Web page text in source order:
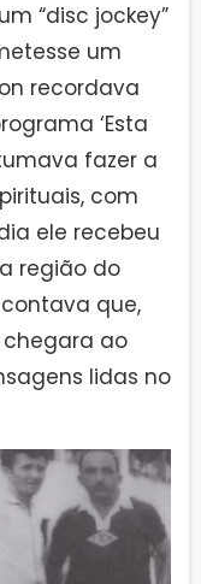
“disc jockey”
um
recordava
‘Esta
fazer a
com
ele recebeu
região do
que,
chegara ao
lidas no